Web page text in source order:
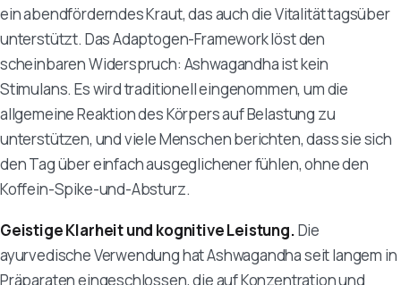
ein abendförderndes Kraut, das auch die Vitalität tagsüber
unterstützt. Das Adaptogen-Framework löst den
scheinbaren Widerspruch: Ashwagandha ist kein
Stimulans. Es wird traditionell eingenommen, um die
allgemeine Reaktion des Körpers auf Belastung zu
unterstützen, und viele Menschen berichten, dass sie sich
den Tag über einfach ausgeglichener fühlen, ohne den
Koffein-Spike-und-Absturz.
Geistige Klarheit und kognitive Leistung.Die
ayurvedische Verwendung hat Ashwagandha seit langem in
Präparaten eingeschlossen, die auf Konzentration und